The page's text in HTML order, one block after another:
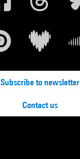
Subscribe to newsletter
Contact us